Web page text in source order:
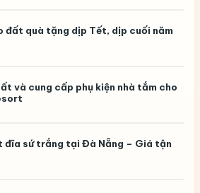
đất quà tặng dịp Tết, dịp cuối năm
và cung cấp phụ kiện nhà tắm cho
đĩa sứ trắng tại Đà Nẵng – Giá tận